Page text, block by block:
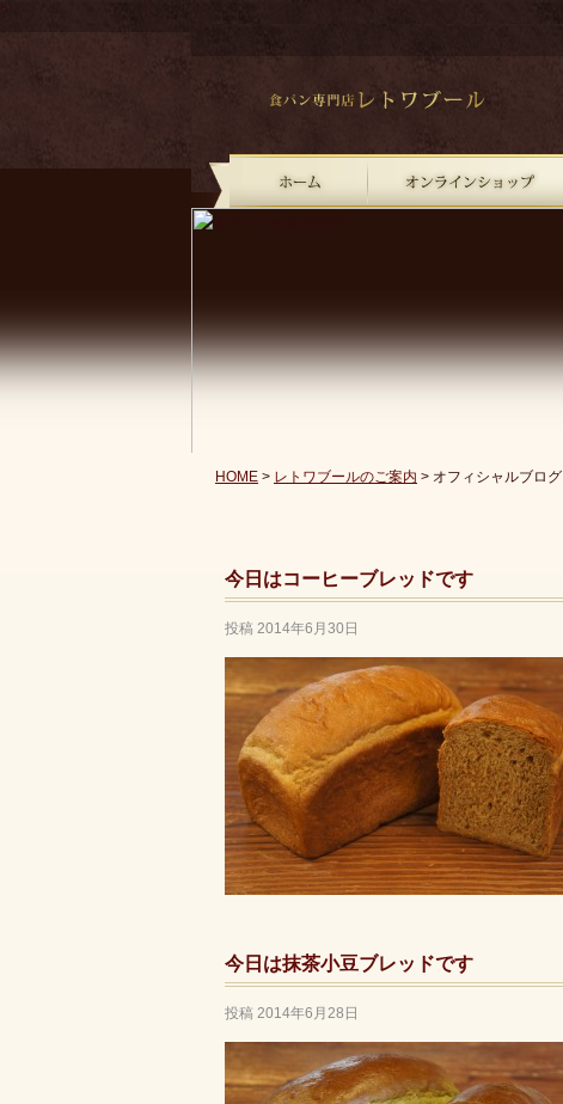
HOME > レトワブールのご案内 > オフィシャルブログ
今日はコーヒーブレッドです
投稿 2014年6月30日
今日は抹茶小豆ブレッドです
投稿 2014年6月28日